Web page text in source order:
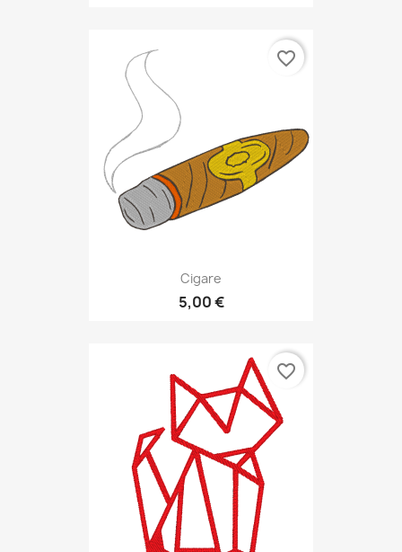
Cigare
5,00 €
favorite_border
favorite_border